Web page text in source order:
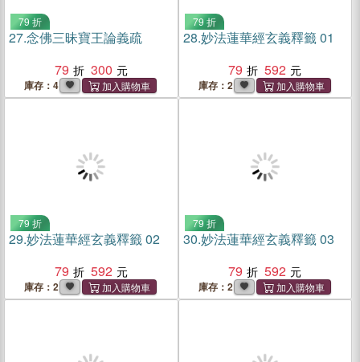
79 折
27.念佛三昧寶王論義疏
79
300
庫存：4
79 折
28.妙法蓮華經玄義釋籤 01
79
592
庫存：2
79 折
29.妙法蓮華經玄義釋籤 02
79
592
庫存：2
79 折
30.妙法蓮華經玄義釋籤 03
79
592
庫存：2